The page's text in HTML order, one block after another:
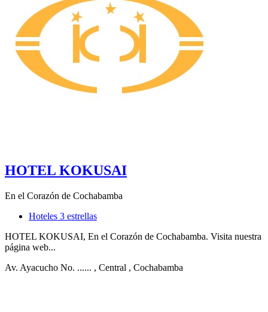
HOTEL KOKUSAI
En el Corazón de Cochabamba
Hoteles 3 estrellas
HOTEL KOKUSAI, En el Corazón de Cochabamba. Visita nuestra
página web...
Av. Ayacucho No. ...... , Central , Cochabamba